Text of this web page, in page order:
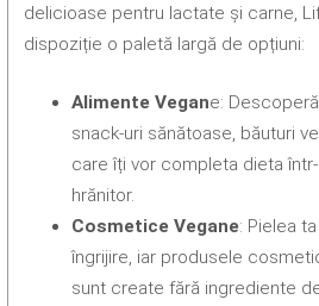
delicioase pentru lactate și carne,
dispoziție o paletă largă de opțiuni:
Alimente Vegane:
snack-uri sănătoase, băuturi
care îți vor completa dieta
hrănitor.
Cosmetice Vegane: Pielea
îngrijire, iar produsele
sunt create fără ingrediente